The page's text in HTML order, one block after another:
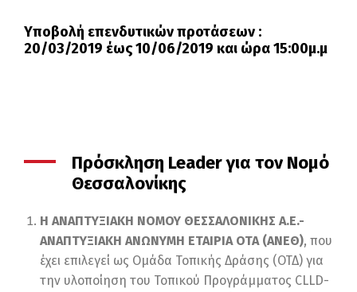
Υποβολή επενδυτικών προτάσεων :
20/03/2019 έως 10/06/2019 και ώρα 15:00μ.μ
Πρόσκληση Leader για τον Νομό
Θεσσαλονίκης
Η ΑΝΑΠΤΥΞΙΑΚΗ ΝΟΜΟΥ ΘΕΣΣΑΛΟΝΙΚΗΣ Α.Ε.-
ΑΝΑΠΤΥΞΙΑΚΗ ΑΝΩΝΥΜΗ ΕΤΑΙΡΙΑ ΟΤΑ (ΑΝΕΘ), που
έχει επιλεγεί ως Ομάδα Τοπικής Δράσης (ΟΤΔ) για
την υλοποίηση του Τοπικού Προγράμματος CLLD-